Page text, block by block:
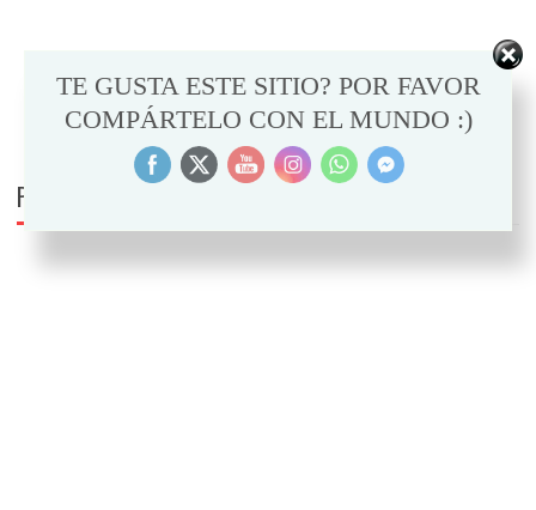
PUEDE INTERESARTE
TE GUSTA ESTE SITIO? POR FAVOR
COMPÁRTELO CON EL MUNDO :)